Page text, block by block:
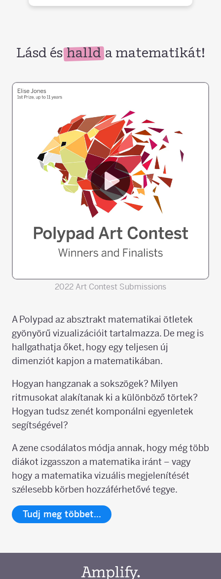
Lásd és halld a matematikát!
2022 Art Contest Submissions
A Polypad az absztrakt matematikai ötletek
gyönyörű vizualizációit tartalmazza. De meg is
hallgathatja őket, hogy egy teljesen új
dimenziót kapjon a matematikában.
Hogyan hangzanak a sokszögek? Milyen
ritmusokat alakítanak ki a különböző törtek?
Hogyan tudsz zenét komponálni egyenletek
segítségével?
A zene csodálatos módja annak, hogy még több
diákot izgasszon a matematika iránt – vagy
hogy a matematika vizuális megjelenítését
szélesebb körben hozzáférhetővé tegye.
Tudj meg többet…